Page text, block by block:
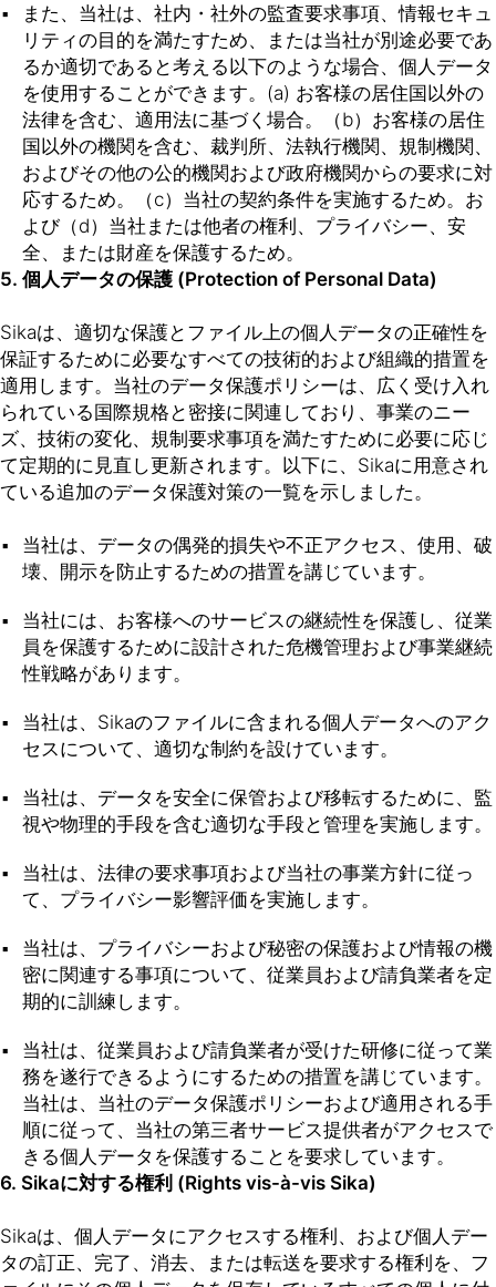
また、当社は、社内・社外の監査要求事項、情報セキュ
リティの目的を満たすため、または当社が別途必要であ
るか適切であると考える以下のような場合、個人データ
を使用することができます。(a) お客様の居住国以外の
法律を含む、適用法に基づく場合。（b）お客様の居住
国以外の機関を含む、裁判所、法執行機関、規制機関、
およびその他の公的機関および政府機関からの要求に対
応するため。（c）当社の契約条件を実施するため。お
よび（d）当社または他者の権利、プライバシー、安
全、または財産を保護するため。
5. 個人データの保護 (Protection of Personal Data)
Sikaは、適切な保護とファイル上の個人データの正確性を
保証するために必要なすべての技術的および組織的措置を
適用します。当社のデータ保護ポリシーは、広く受け入れ
られている国際規格と密接に関連しており、事業のニー
ズ、技術の変化、規制要求事項を満たすために必要に応じ
て定期的に見直し更新されます。以下に、Sikaに用意され
ている追加のデータ保護対策の一覧を示しました。
当社は、データの偶発的損失や不正アクセス、使用、破
壊、開示を防止するための措置を講じています。
当社には、お客様へのサービスの継続性を保護し、従業
員を保護するために設計された危機管理および事業継続
性戦略があります。
当社は、Sikaのファイルに含まれる個人データへのアク
セスについて、適切な制約を設けています。
当社は、データを安全に保管および移転するために、監
視や物理的手段を含む適切な手段と管理を実施します。
当社は、法律の要求事項および当社の事業方針に従っ
て、プライバシー影響評価を実施します。
当社は、プライバシーおよび秘密の保護および情報の機
密に関連する事項について、従業員および請負業者を定
期的に訓練します。
当社は、従業員および請負業者が受けた研修に従って業
務を遂行できるようにするための措置を講じています。
当社は、当社のデータ保護ポリシーおよび適用される手
順に従って、当社の第三者サービス提供者がアクセスで
きる個人データを保護することを要求しています。
6. Sikaに対する権利 (Rights vis-à-vis Sika)
Sikaは、個人データにアクセスする権利、および個人デー
タの訂正、完了、消去、または転送を要求する権利を、フ